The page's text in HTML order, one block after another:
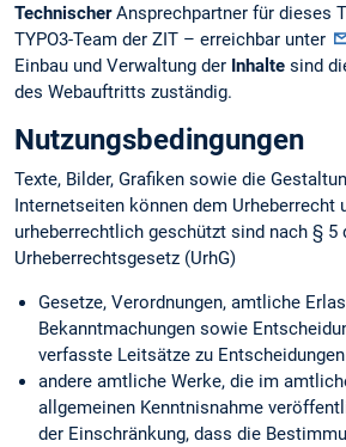
TechnischerAnsprechpartner für dieses
TYPO3-Team der ZIT – erreichbar unter
Einbau und Verwaltung der Inhalte sind
des Webauftritts zuständig.
Nutzungsbedingungen
Texte, Bilder, Grafiken sowie die
Internetseiten können dem Urheberrecht
urheberrechtlich geschützt sind nach § 5
Urheberrechtsgesetz (UrhG)
Gesetze, Verordnungen, amtliche
Bekanntmachungen sowie
verfasste Leitsätze zu
andere amtliche Werke, die im
allgemeinen Kenntnisnahme
der Einschränkung, dass die